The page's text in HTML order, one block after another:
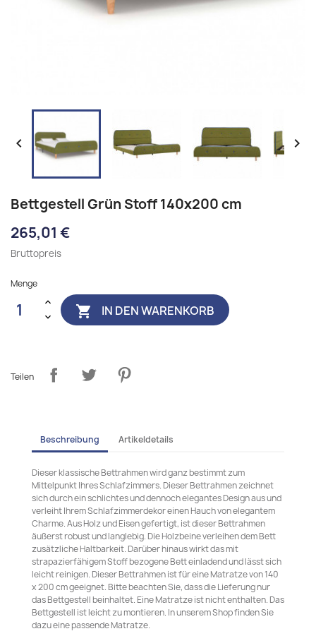
 
Bettgestell Grün Stoff 140x200 cm
265,01 €
Bruttopreis
Menge
 IN DEN WARENKORB
Teilen
Beschreibung Artikeldetails
Dieser klassische Bettrahmen wird ganz bestimmt zum
Mittelpunkt Ihres Schlafzimmers. Dieser Bettrahmen zeichnet
sich durch ein schlichtes und dennoch elegantes Design aus und
verleiht Ihrem Schlafzimmerdekor einen Hauch von elegantem
Charme. Aus Holz und Eisen gefertigt, ist dieser Bettrahmen
äußerst robust und langlebig. Die Holzbeine verleihen dem Bett
zusätzliche Haltbarkeit. Darüber hinaus wirkt das mit
strapazierfähigem Stoff bezogene Bett einladend und lässt sich
leicht reinigen. Dieser Bettrahmen ist für eine Matratze von 140
x 200 cm geeignet. Bitte beachten Sie, dass die Lieferung nur
das Bettgestell beinhaltet. Eine Matratze ist nicht enthalten. Das
Bettgestell ist leicht zu montieren. In unserem Shop finden Sie
dazu eine passende Matratze.